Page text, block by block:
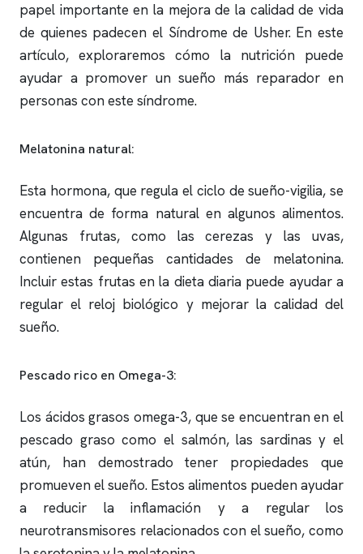
papel importante en la mejora de la calidad de vida
de quienes padecen el Síndrome de Usher. En este
artículo, exploraremos cómo la nutrición puede
ayudar a promover un sueño más reparador en
personas con este síndrome.
Melatonina natural:
Esta hormona, que regula el ciclo de sueño-vigilia, se
encuentra de forma natural en algunos alimentos.
Algunas frutas, como las cerezas y las uvas,
contienen pequeñas cantidades de melatonina.
Incluir estas frutas en la dieta diaria puede ayudar a
regular el reloj biológico y mejorar la calidad del
sueño.
Pescado rico en Omega-3:
Los ácidos grasos omega-3, que se encuentran en el
pescado graso como el salmón, las sardinas y el
atún, han demostrado tener propiedades que
promueven el sueño. Estos alimentos pueden ayudar
a reducir la inflamación y a regular los
neurotransmisores relacionados con el sueño, como